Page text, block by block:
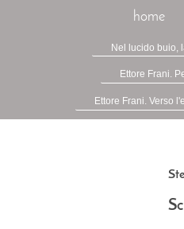
home
Nel lucido buio,
Ettore Frani.
Ettore Frani. Verso